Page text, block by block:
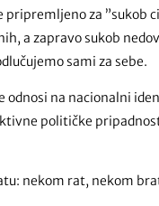
za ”sukob
a zapravo sukob
sami za sebe.
na nacionalni
političke
nekom rat, nekom